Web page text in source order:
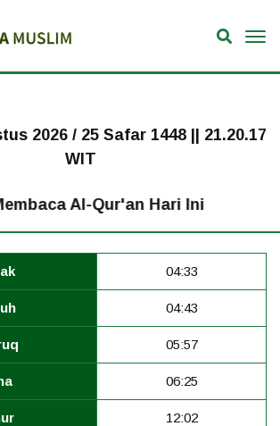
2026 / 25 Safar 1448 || 21.20.18
WIT
Al-Qur'an Hari Ini
04:33
04:43
05:57
06:25
12:02